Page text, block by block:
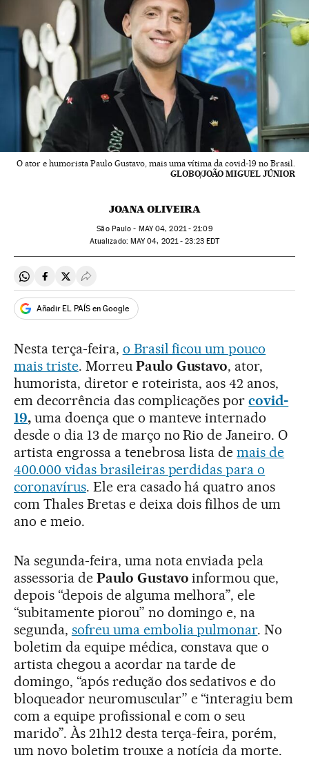
O ator e humorista Paulo Gustavo, mais uma vítima da covid-19 no Brasil.
GLOBO/JOÃO MIGUEL JÚNIOR
JOANA OLIVEIRA
São Paulo - MAY04, 2021 - 21:09
atualizado: MAY04, 2021 - 23:23EDT
Compartir en Whatsapp
Compartir en Facebook
Compartir en Twitter
Desplegar Redes Sociales
Añadir EL PAÍS en Google
Nesta terça-feira, o Brasil ficou um pouco
mais triste. Morreu Paulo Gustavo, ator,
humorista, diretor e roteirista, aos 42 anos,
em decorrência das complicações porcovid-
19,uma doença que o manteve internado
desde o dia 13 de março no Rio de Janeiro. O
artista engrossa a tenebrosa lista demais de
400.000 vidas brasileiras perdidas para o
coronavírus. Ele era casado há quatro anos
com Thales Bretas e deixa dois filhos de um
ano e meio.
Na segunda-feira, uma nota enviada pela
assessoria de Paulo Gustavo informou que,
depois “depois de alguma melhora”, ele
“subitamente piorou” no domingo e, na
segunda, sofreu uma embolia pulmonar. No
boletim da equipe médica, constava que o
artista chegou a acordar na tarde de
domingo, “após redução dos sedativos e do
bloqueador neuromuscular” e “interagiu bem
com a equipe profissional e com o seu
marido”. Às 21h12 desta terça-feira, porém,
um novo boletim trouxe a notícia da morte.